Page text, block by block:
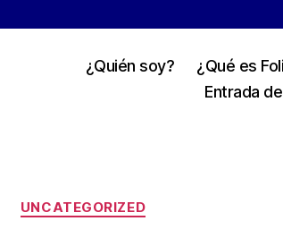
¿Quién soy?
¿Qué es
Entrada
Categorías
UNCATEGORIZED